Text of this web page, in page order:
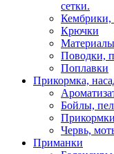
сетки.
Кембрики,
Крючки
Поводки,
Поплавки
Прикормка,
Бойлы,
Червь,
Приманки